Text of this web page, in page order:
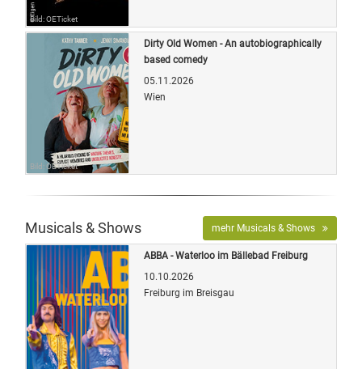
Bild: OETicket
Bild: OETicket
Dirty Old Women - An autobiographically
based comedy
05.11.2026
Wien
Musicals & Shows mehr Musicals & Shows
ABBA - Waterloo im Bällebad Freiburg
10.10.2026
Freiburg im Breisgau